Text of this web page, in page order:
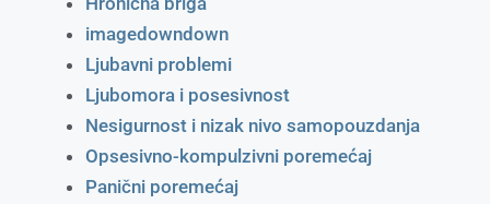
imagedowndown
Ljubavni problemi
Ljubomora i posesivnost
Nesigurnost i nizak nivo samopouzdanja
Opsesivno-kompulzivni poremećaj
Panični poremećaj